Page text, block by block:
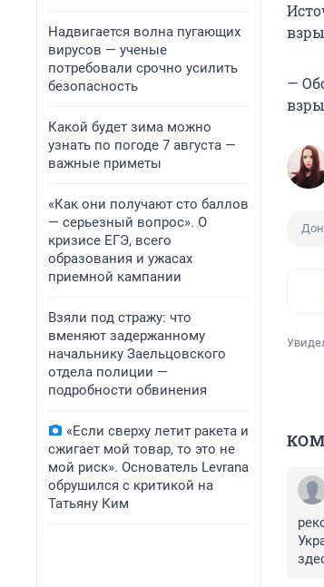
Надвигается волна пугающих
вирусов — ученые
потребовали срочно усилить
безопасность
Какой будет зима можно
узнать по погоде 7 августа —
важные приметы
«Как они получают сто баллов
— серьезный вопрос». О
кризисе ЕГЭ, всего
образования и ужасах
приемной кампании
Взяли под стражу: что
вменяют задержанному
начальнику Заельцовского
отдела полиции —
подробности обвинения
«Если сверху летит ракета и
сжигает мой товар, то это не
мой риск». Основатель Levrana
обрушился с критикой на
Татьяну Ким
—